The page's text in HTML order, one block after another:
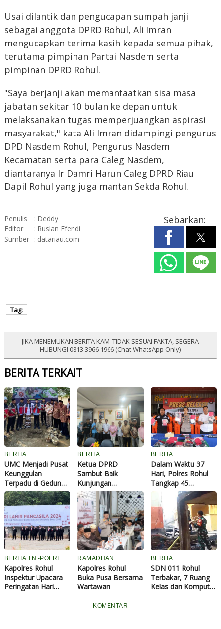
Usai dilantik dan pengucapan sumpah janji
sebagai anggota DPRD Rohul, Ali Imran
mengucapkan terima kasih kepada semua pihak,
terutama pimpinan Partai Nasdem serta
pimpinan DPRD Rohul.
"Saya berjanji akan memanfaatkan sisa masa
jabatan sekitar 10 bulan ke depan untuk
melaksanakan tugas memperjuangkan aspirasi
masyarakat," kata Ali Imran didampingi pengurus
DPD Nasdem Rohul, Pengurus Nasdem
Kecamatan serta para Caleg Nasdem,
diantaranya Ir Damri Harun Caleg DPRD Riau
Dapil Rohul yang juga mantan Sekda Rohul.
Penulis
: Deddy
Editor
: Ruslan Efendi
Sumber : datariau.com
Sebarkan:
Tag:
JIKA MENEMUKAN BERITA KAMI TIDAK SESUAI FAKTA, SEGERA
HUBUNGI 0813 3966 1966 (Chat WhatsApp Only)
BERITA TERKAIT
BERITA
UMC Menjadi Pusat
Keunggulan
Terpadu di Gedung
20 Lantai KH Ahmad
Dahlan Tower
BERITA
Ketua DPRD
Sambut Baik
Kunjungan
Silaturahmi PWI
Rohul
BERITA
Dalam Waktu 37
Hari, Polres Rohul
Tangkap 45
Tersangka Narkoba
BERITA TNI-POLRI
Kapolres Rohul
Inspektur Upacara
Peringatan Hari
RAMADHAN
Kapolres Rohul
Buka Pusa Bersama
Wartawan
BERITA
SDN 011 Rohul
Terbakar, 7 Ruang
Kelas dan Komputer
KOMENTAR